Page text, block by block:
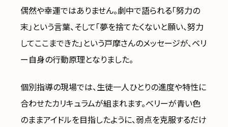
偶然や幸運ではありません。劇中で語られる「努力の
末」という言葉、そして「夢を捨てたくないと願い、努力
してここまできた」という戸摩さんのメッセージが、ベリ
ー自身の行動原理となりました。
個別指導の現場では、生徒一人ひとりの進度や特性に
合わせたカリキュラムが組まれます。ベリーが青い色
のままアイドルを目指したように、弱点を克服するだけ